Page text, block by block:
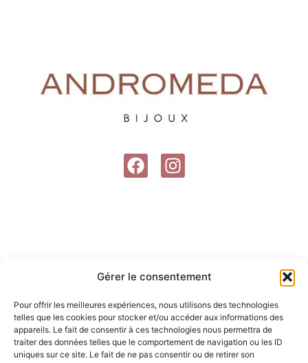
Gérer le consentement
Pour offrir les meilleures expériences, nous utilisons des technologies
telles que les cookies pour stocker et/ou accéder aux informations des
appareils. Le fait de consentir à ces technologies nous permettra de
traiter des données telles que le comportement de navigation ou les ID
uniques sur ce site. Le fait de ne pas consentir ou de retirer son
F
a
k
I
n
a
m